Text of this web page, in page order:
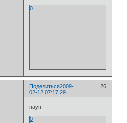
0
Поделиться 26
2009-
02-12 07:17:29
пауп
0